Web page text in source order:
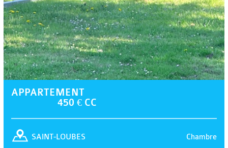
APPARTEMENT
450 € CC
Chambre
SAINT-LOUBES